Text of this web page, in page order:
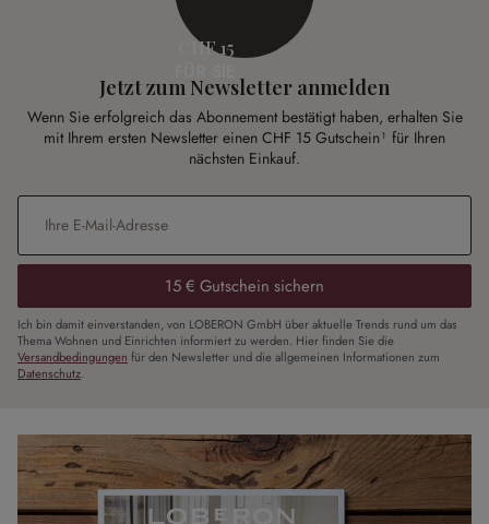
CHF 15
Jetzt zum Newsletter anmelden
Wenn Sie erfolgreich das Abonnement bestätigt haben, erhalten Sie
mit Ihrem ersten Newsletter einen CHF 15 Gutschein¹ für Ihren
nächsten Einkauf.
E-Mail-Adresse
15 € Gutschein sichern
Ich bin damit einverstanden, von LOBERON GmbH über aktuelle Trends rund um das
Thema Wohnen und Einrichten informiert zu werden. Hier finden Sie die
Versandbedingungen für den Newsletter und die allgemeinen Informationen zum
Datenschutz.